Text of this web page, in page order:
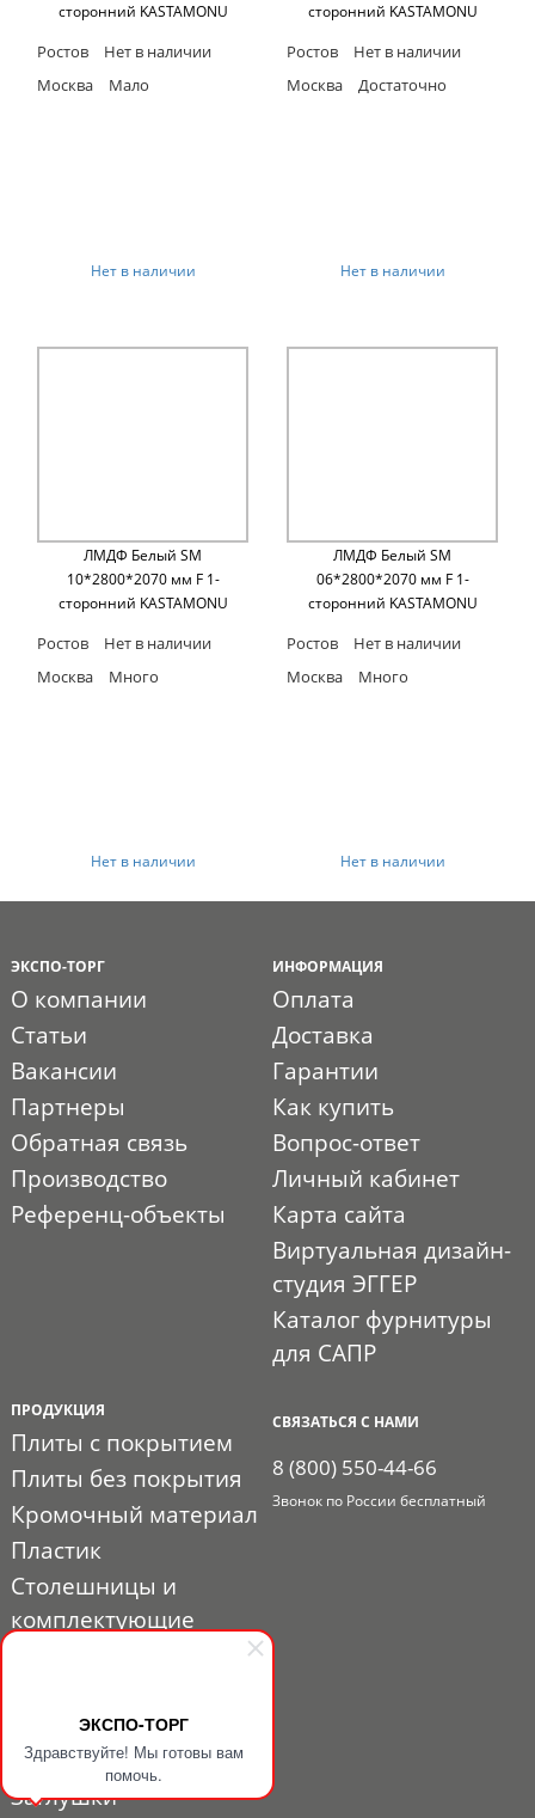
ЭКСПО-ТОРГ
Здравствуйте! Мы готовы вам
помочь.
сторонний KASTAMONU
Ростов
Нет в наличии
Москва
Мало
Нет в наличии
сторонний KASTAMONU
Ростов
Нет в наличии
Москва
Достаточно
Нет в наличии
ЛМДФ Белый SM
10*2800*2070 мм F 1-
сторонний KASTAMONU
Ростов
Нет в наличии
Москва
Много
Нет в наличии
ЛМДФ Белый SM
06*2800*2070 мм F 1-
сторонний KASTAMONU
Ростов
Нет в наличии
Москва
Много
Нет в наличии
ЭКСПО-ТОРГ
О компании
Статьи
Вакансии
Партнеры
Обратная связь
Производство
Референц-объекты
ИНФОРМАЦИЯ
Оплата
Доставка
Гарантии
Как купить
Вопрос-ответ
Личный кабинет
Карта сайта
Виртуальная дизайн-
студия ЭГГЕР
Каталог фурнитуры
для САПР
ПРОДУКЦИЯ
Плиты с покрытием
Плиты без покрытия
Кромочный материал
Пластик
Столешницы и
комплектующие
Расходные материалы
Выставочный профиль
и фурнитура
Заглушки
СВЯЗАТЬСЯ С НАМИ
8 (800) 550-44-66
Звонок по России бесплатный